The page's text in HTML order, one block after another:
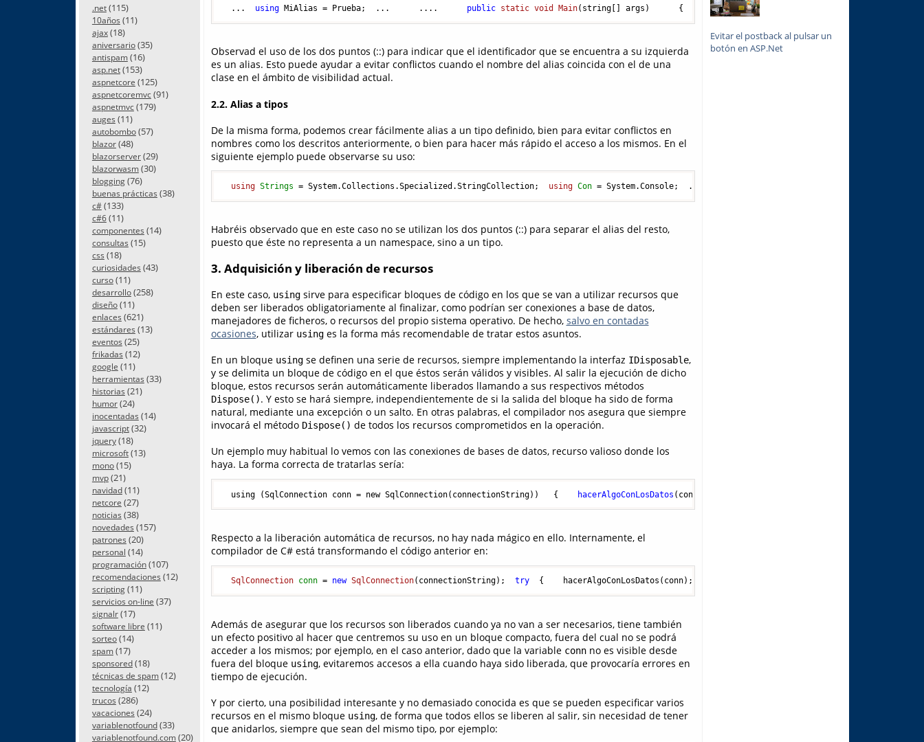
.net(115)
10años (11)
ajax(18)
aniversario(35)
antispam(16)
asp.net(153)
aspnetcore (125)
aspnetcoremvc(91)
aspnetmvc(179)
auges (11)
autobombo(57)
blazor(48)
blazorserver(29)
blazorwasm(30)
blogging(76)
buenas prácticas (38)
c#(133)
c#6(11)
componentes (14)
consultas (15)
css (18)
curiosidades (43)
curso(11)
desarrollo(258)
diseño(11)
enlaces (621)
estándares (13)
eventos (25)
frikadas (12)
google (11)
herramientas (33)
historias (21)
humor(24)
inocentadas (14)
javascript(32)
jquery(18)
microsoft(13)
mono(15)
mvp(21)
navidad(11)
netcore (27)
noticias (38)
novedades (157)
patrones (20)
personal (14)
programación(107)
recomendaciones (12)
scripting(11)
servicios on-line (37)
signalr(17)
software libre (11)
sorteo(14)
spam(17)
sponsored(18)
técnicas de spam(12)
tecnología (12)
trucos (286)
vacaciones (24)
variablenotfound(33)
variablenotfound.com(20)
  ...
using MiAlias = Prueba;  ...      .... public static void Main(string[] args) {        MiAlias::Prueba.Saludo.
Observad el uso de los dos puntos (::) para indicar que el identificador que se encuentra a su izquierda
es un alias. Esto puede ayudar a evitar conflictos cuando el nombre del alias coincida con el de una
clase en el ámbito de visibilidad actual.
2.2. Alias a tipos
De la misma forma, podemos crear fácilmente alias a un tipo definido, bien para evitar conflictos en
nombres como los descritos anteriormente, o bien para hacer más rápido el acceso a los mismos. En el
siguiente ejemplo puede observarse su uso:
using Strings = System.Collections.Specialized.StringCollection; using Con = System.Console;  ...
Habréis observado que en este caso no se utilizan los dos puntos (::) para separar el alias del resto,
puesto que éste no representa a un namespace, sino a un tipo.
3. Adquisición y liberación de recursos
En este caso, usingsirve para especificar bloques de código en los que se van a utilizar recursos que
deben ser liberados obligatoriamente al finalizar, como podrían ser conexiones a base de datos,
manejadores de ficheros, o recursos del propio sistema operativo. De hecho, salvo en contadas
ocasiones, utilizar usinges la forma más recomendable de tratar estos asuntos.
En un bloque usingse definen una serie de recursos, siempre implementando la interfaz IDisposable,
y se delimita un bloque de código en el que éstos serán válidos y visibles. Al salir la ejecución de dicho
bloque, estos recursos serán automáticamente liberados llamando a sus respectivos métodos
Dispose(). Y esto se hará siempre, independientemente de si la salida del bloque ha sido de forma
natural, mediante una excepción o un salto. En otras palabras, el compilador nos asegura que siempre
invocará el método Dispose() de todos los recursos comprometidos en la operación.
Un ejemplo muy habitual lo vemos con las conexiones de bases de datos, recurso valioso donde los
haya. La forma correcta de tratarlas sería:
  using (SqlConnection conn = new SqlConnection(connectionString))   {
hacerAlgoConLosDatos (conn);  }
Respecto a la liberación automática de recursos, no hay nada mágico en ello. Internamente, el
compilador de C# está transformando el código anterior en:
SqlConnection conn = new SqlConnection(connectionString); try
  {    hacerAlgoConLosDatos(conn);  }
Además de asegurar que los recursos son liberados cuando ya no van a ser necesarios, tiene también
un efecto positivo al hacer que centremos su uso en un bloque compacto, fuera del cual no se podrá
acceder a los mismos; por ejemplo, en el caso anterior, dado que la variable connno es visible desde
fuera del bloque using, evitaremos accesos a ella cuando haya sido liberada, que provocaría errores en
tiempo de ejecución.
Y por cierto, una posibilidad interesante y no demasiado conocida es que se pueden especificar varios
recursos en el mismo bloque using, de forma que todos ellos se liberen al salir, sin necesidad de tener
que anidarlos, siempre que sean del mismo tipo, por ejemplo:
Evitar el postback al pulsar un
botón en ASP.Net